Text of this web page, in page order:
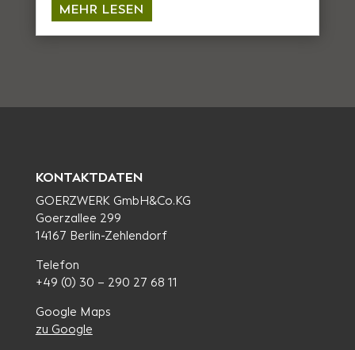
MEHR LESEN
KONTAKTDATEN
GOERZWERK GmbH&Co.KG
Goerzallee 299
14167 Berlin-Zehlendorf
Telefon
+49 (0) 30 – 290 27 68 11
Google Maps
zu Google